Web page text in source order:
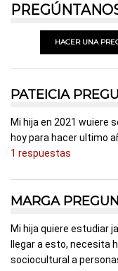
HACER UNA
PATEICIA
Mi hija en 2021 wuiere
hoy para hacer ultimo
1 respuestas
MARGA
Mi hija quiere estudiar
llegar a esto, necesita
sociocultural a